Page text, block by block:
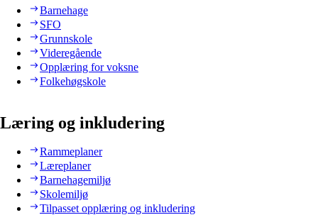
Barnehage
SFO
Grunnskole
Videregående
Opplæring for voksne
Folkehøgskole
Læring og inkludering
Rammeplaner
Læreplaner
Barnehagemiljø
Skolemiljø
Tilpasset opplæring og inkludering